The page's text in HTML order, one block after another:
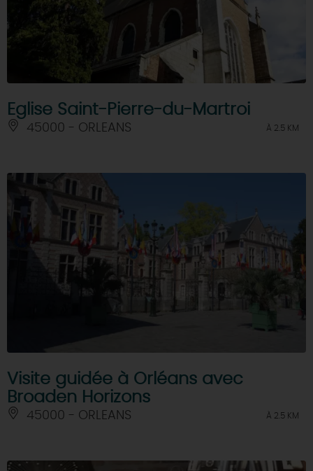
Eglise Saint-Pierre-du-Martroi
45000 - ORLEANS À 2.5 KM
Visite guidée à Orléans avec
Broaden Horizons
45000 - ORLEANS À 2.5 KM